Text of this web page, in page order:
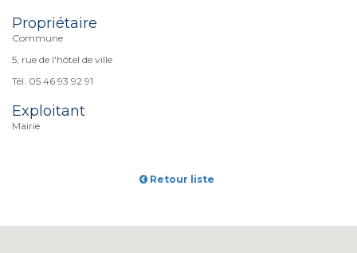
Propriétaire
Commune
5, rue de l'hôtel de ville
Tél. 05 46 93 92 91
Exploitant
Mairie
Retour liste